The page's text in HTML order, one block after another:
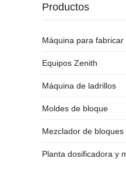
Productos
Máquina para fabricar
Equipos Zenith
Máquina de ladrillos
Moldes de bloque
Mezclador de bloques
Planta dosificadora y